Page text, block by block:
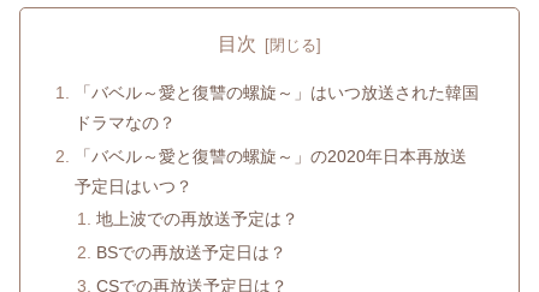
目次
「バベル～愛と復讐の螺旋～」はいつ放送された韓国
ドラマなの？
「バベル～愛と復讐の螺旋～」の2020年日本再放送
予定日はいつ？
地上波での再放送予定は？
BSでの再放送予定日は？
CSでの再放送予定日は？